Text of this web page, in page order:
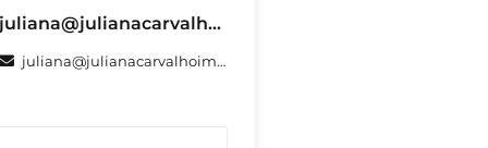
juliana@julianacarvalhoimoveis.com.br
juliana@julianacarvalhoimoveis.com.br